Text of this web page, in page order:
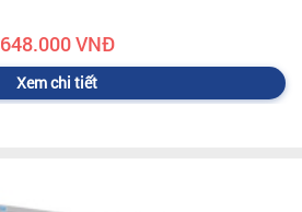
648.000 VNĐ
Xem chi tiết